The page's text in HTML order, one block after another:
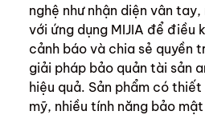
nghệ như nhận diện vân
với ứng dụng MIJIA để điều
cảnh báo và chia sẻ quyền
giải pháp bảo quản tài sản
hiệu quả. Sản phẩm có
mỹ, nhiều tính năng bảo